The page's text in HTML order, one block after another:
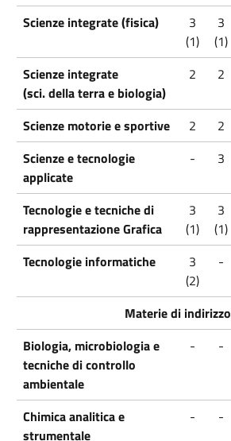
Scienze integrate (fisica)
3
(1)
3
(1)
Scienze integrate
(sci. della terra e biologia)
2 2
Scienze motorie e sportive 2 2
Scienze e tecnologie
applicate
- 3
Tecnologie e tecniche di
rappresentazione Grafica
3
(1)
3
(1)
Tecnologie informatiche
3
(2)
-
Materie di indirizzo
Biologia, microbiologia e
tecniche di controllo
ambientale
- -
Chimica analitica e
strumentale
- -